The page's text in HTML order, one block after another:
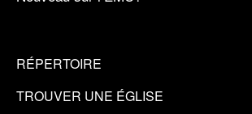
RÉPERTOIRE
TROUVER UNE ÉGLISE